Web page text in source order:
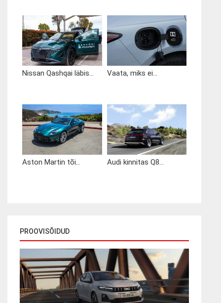
Nissan Qashqai läbis... Vaata, miks ei...
Aston Martin tõi... Audi kinnitas Q8...
PROOVISÕIDUD